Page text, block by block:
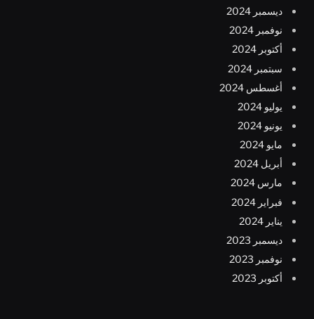
ديسمبر 2024
نوفمبر 2024
أكتوبر 2024
سبتمبر 2024
أغسطس 2024
يوليو 2024
يونيو 2024
مايو 2024
أبريل 2024
مارس 2024
فبراير 2024
يناير 2024
ديسمبر 2023
نوفمبر 2023
أكتوبر 2023